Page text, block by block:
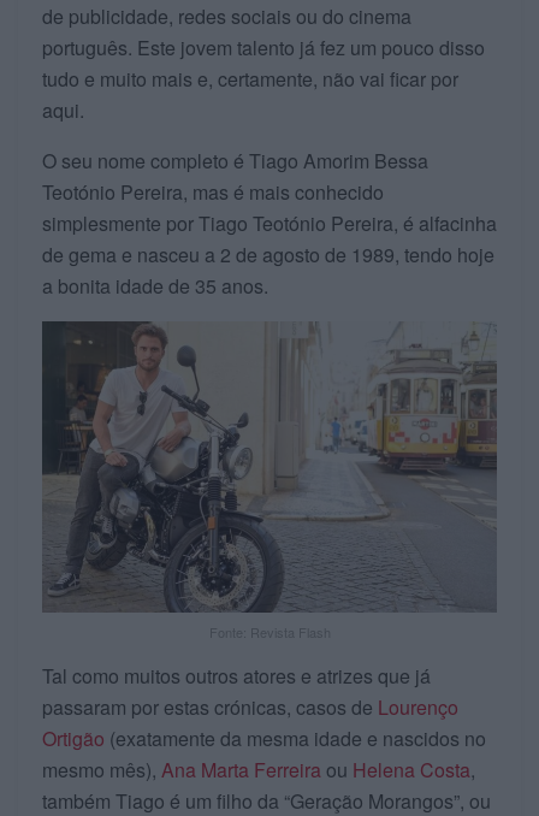
de publicidade, redes sociais ou do cinema
português. Este jovem talento já fez um pouco disso
tudo e muito mais e, certamente, não vai ficar por
aqui.
O seu nome completo é Tiago Amorim Bessa
Teotónio Pereira, mas é mais conhecido
simplesmente por Tiago Teotónio Pereira, é alfacinha
de gema e nasceu a 2 de agosto de 1989, tendo hoje
a bonita idade de 35 anos.
Fonte: Revista Flash
Tal como muitos outros atores e atrizes que já
passaram por estas crónicas, casos de Lourenço
Ortigão (exatamente da mesma idade e nascidos no
mesmo mês), Ana Marta Ferreira ou Helena Costa,
também Tiago é um filho da “Geração Morangos”, ou